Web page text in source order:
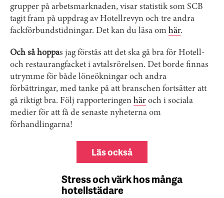
grupper på arbetsmarknaden, visar statistik som SCB
tagit fram på uppdrag av Hotellrevyn och tre andra
fackförbundstidningar. Det kan du läsa om här.
Och så hoppas jag förstås att det ska gå bra för Hotell-
och restaurangfacket i avtalsrörelsen. Det borde finnas
utrymme för både löneökningar och andra
förbättringar, med tanke på att branschen fortsätter att
gå riktigt bra. Följ rapporteringen här och i sociala
medier för att få de senaste nyheterna om
förhandlingarna!
Läs också
Stress och värk hos många
hotellstädare